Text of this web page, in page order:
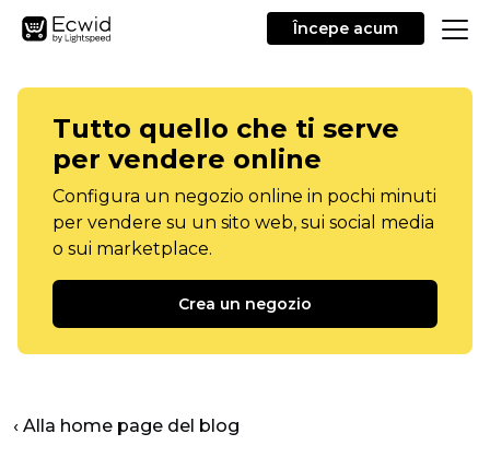
Începe acum
Tutto quello che ti serve
per vendere online
Configura un negozio online in pochi minuti
per vendere su un sito web, sui social media
o sui marketplace.
Crea un negozio
‹ Alla home page del blog